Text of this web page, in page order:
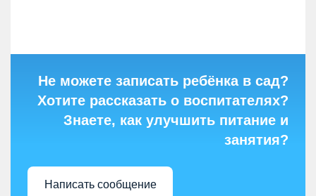
Не можете записать ребёнка в сад?
Хотите рассказать о воспитателях?
Знаете, как улучшить питание и
занятия?
Написать сообщение